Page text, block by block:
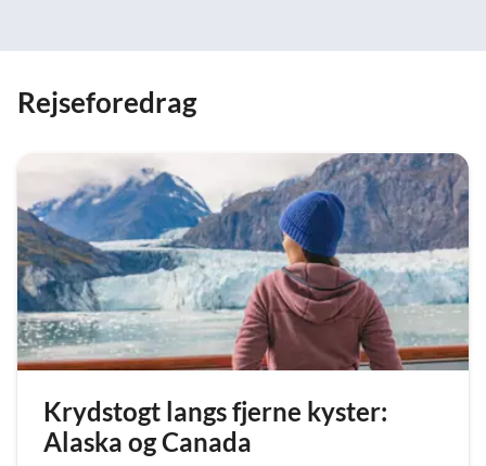
Rejseforedrag
Krydstogt langs fjerne kyster:
Alaska og Canada